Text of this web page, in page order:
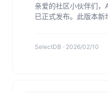
亲爱的社区小伙伴们
已正式发布。此版本新
SelectDB · 2026/02/10